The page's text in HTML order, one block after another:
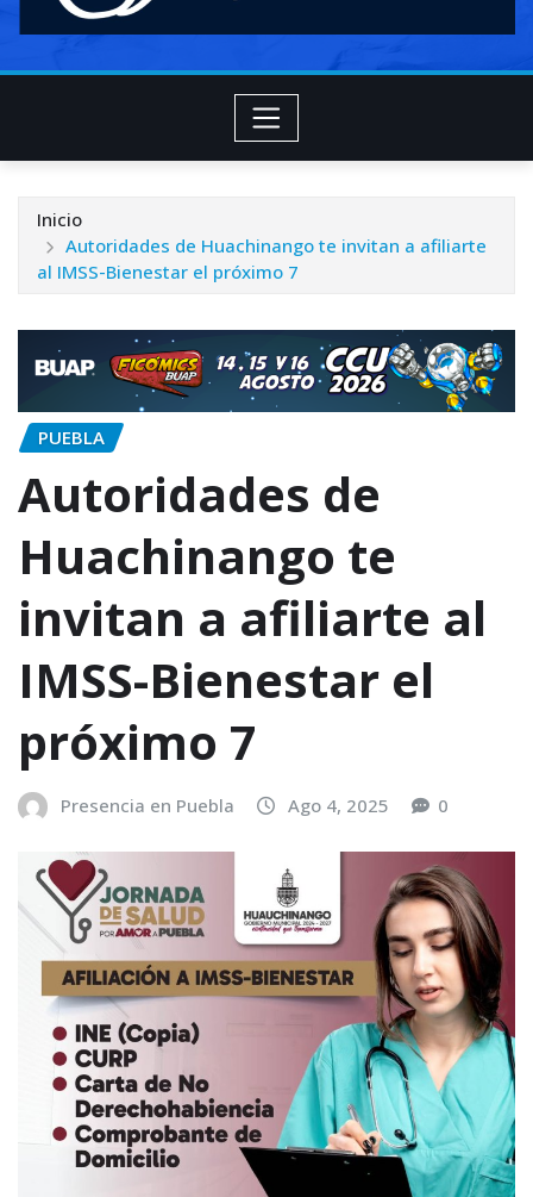
Inicio
Autoridades de Huachinango te invitan a afiliarte
al IMSS-Bienestar el próximo 7
PUEBLA
Autoridades de
Huachinango te
invitan a afiliarte al
IMSS-Bienestar el
próximo 7
Presencia en Puebla Ago 4, 2025 0